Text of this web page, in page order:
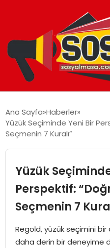
EKONOMI
EĞITIM
SPOR
Ana Sayfa Haberler
Yüzük Seçiminde Yeni Bir
Seçmenin 7 Kuralı”
Yüzük
Perspektif:
Seçmenin 7
Regold, yüzük seçimini
daha derin bir deneyime